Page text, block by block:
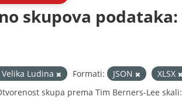
skupova podataka:
Ludina Formati: JSON XLSX
skupa prema Tim Berners-Lee skali: